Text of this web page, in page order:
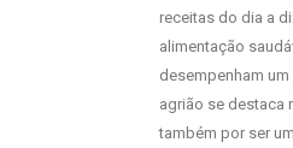
receitas do dia a
alimentação
desempenham
agrião se destaca
também por ser